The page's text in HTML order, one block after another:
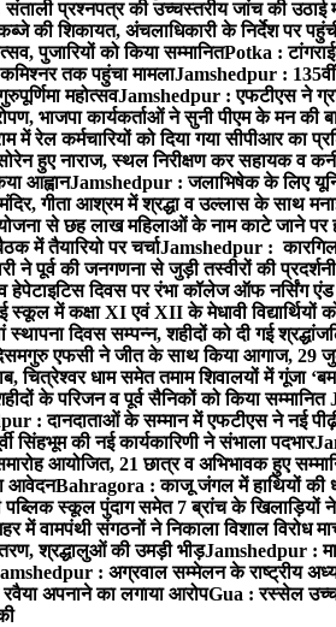
प्रश्नपत्र की उच्चस्तरीय जांच की उठाई
की शिकायत, अंचलाधिकारी के निर्देश पर
पुजारियों को किया सम्मानितPotka :
तक पहुंचा मामलाJamshedpur :
महोत्सवJamshedpur : एफटीएस ने
भाजपा कार्यकर्ताओं ने सुनी पीएम के मन की
में रेल कर्मचारियों को दिया गया सीपीआर का
हुए नाराज, स्थल निरीक्षण कर सहायक व
आह्वानJamshedpur : जलाभिषेक के लिए
गीता आश्रम में श्रद्धा व उल्लास के साथ
से छह लाख महिलाओं के नाम काटे जाने पर
में तैयारियो पर चर्चाJamshedpur : कारगिल
पूर्व की जनगणना से जुड़ी तस्वीरों की
हेपेटाइटिस दिवस पर रंभा कॉलेज ऑफ नर्सिंग
स्कूल में कक्षा XI एवं XII के मेधावी विद्यार्थियों
दिवस सम्पन्न, शहीदों को दी गई
एफसी ने जीत के साथ किया आगाज, 29
धाम समेत तमाम शिवालयों में गूंजा
के परिजन व पूर्व सैनिकों को किया सम्मानित
: दानदाताओं के सम्मान में एफटीएस ने नई पीढ़ी
सिंहभूम की नई कार्यकारिणी ने संभाला पदभार
आयोजित, 21 छात्र व अभिभावक हुए
आवेदनBahragora : काजू जंगल में हाथियों की
स्कूल पुंदाग समेत 7 ब्रांच के खिलाड़ियों ने
वामपंथी संगठनों ने निकाला विशाल विरोध
श्रद्धालुओं की उमड़ी भीड़Jamshedpur :
: अग्रवाल सम्मेलन के राष्ट्रीय
रवैया अपनाने का लगाया आरोपGua : रस्सेल उच्च